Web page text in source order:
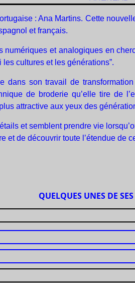
: Ana Martins. Cette
et français.
et analogiques en
cultures et les générations”.
son travail de
de broderie qu’elle tire de
attractive aux yeux des
et semblent prendre vie
et de découvrir toute l’étendue de
QUELQUES UNES DE